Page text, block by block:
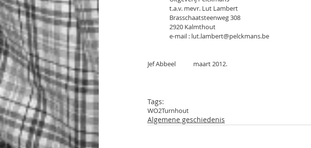
               t.a.v. mevr. Lut Lambert
               Brasschaatsteenweg 308
               2920 Kalmthout
               e-mail : lut.lambert@pelckmans.be
Jef Abbeel            maart 2012.
Tags:
WO2Turnhout
Algemene geschiedenis